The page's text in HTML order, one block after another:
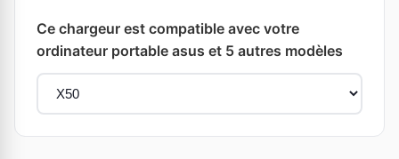
Ce chargeur est compatible avec votre
ordinateur portable asus et 5 autres modèles